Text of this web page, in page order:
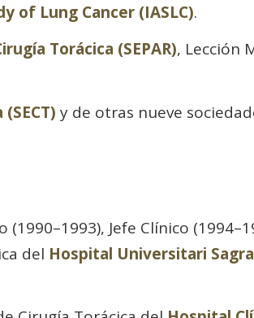
of Lung Cancer (IASLC).
Torácica (SEPAR), Lección
y de otras nueve
Jefe Clínico
del Hospital Universitari